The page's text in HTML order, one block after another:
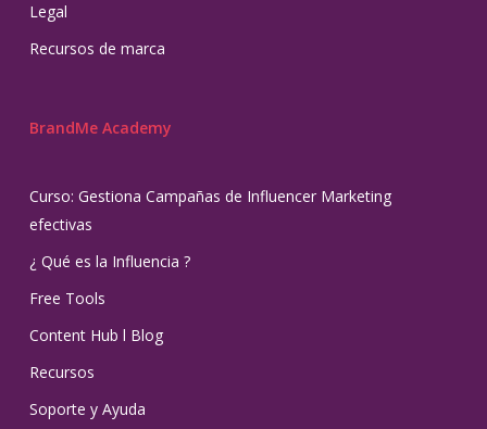
Legal
Recursos de marca
BrandMe Academy
Curso: Gestiona Campañas de Influencer Marketing
efectivas
¿ Qué es la Influencia ?
Free Tools
Content Hub l Blog
Recursos
Soporte y Ayuda